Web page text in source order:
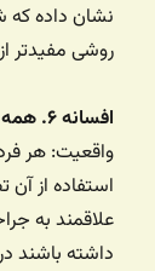
نشان داده که
روشی مفیدتر
افسانه ۶. همه ترنس‌ها باید جراحی کنند
واقعیت: هر
استفاده از
علاقمند به
داشته باشند